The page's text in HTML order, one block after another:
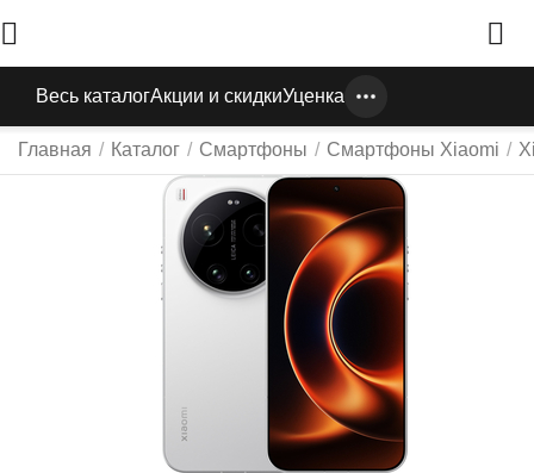
Весь каталогАкции и скидкиУценка
Главная / Каталог / Смартфоны / Смартфоны Xiaomi /